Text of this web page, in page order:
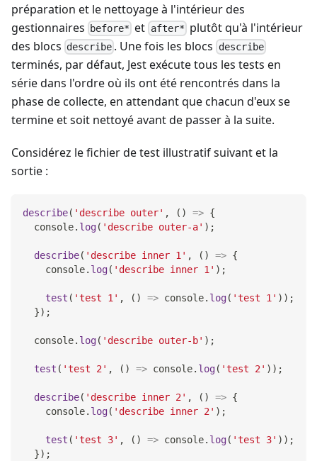
préparation et le nettoyage à l'intérieur des
gestionnaires
before* et after* plutôt qu'à l'intérieur
des blocs describe . Une fois les blocs describe
terminés, par défaut, Jest exécute tous les tests en
série dans l'ordre où ils ont été rencontrés dans la
phase de collecte, en attendant que chacun d'eux se
termine et soit nettoyé avant de passer à la suite.
Considérez le fichier de test illustratif suivant et la
sortie :
describe( 'describe outer' , ( ) => {
console. log( 'describe outer-a' ) ;
describe( 'describe inner 1' , ( ) => {
console. log( 'describe inner 1' ) ;
test ( 'test 1' , ( ) => console. log( 'test 1' ) ) ;
}) ;
console. log( 'describe outer-b' ) ;
test ( 'test 2' , ( ) => console. log( 'test 2' ) ) ;
describe( 'describe inner 2' , ( ) => {
console. log( 'describe inner 2' ) ;
test ( 'test 3' , ( ) => console. log( 'test 3' ) ) ;
}) ;